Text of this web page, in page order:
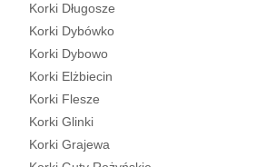
Korki Długosze
Korki Dybówko
Korki Dybowo
Korki Elżbiecin
Korki Flesze
Korki Glinki
Korki Grajewa